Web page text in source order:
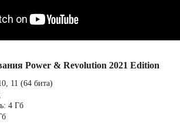
Power & Revolution 2021 Edition
11 (64 бита)
4 Гб